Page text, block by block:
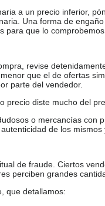
a un precio inferior,
Una forma de
para que lo comprobemos.
revise
que el de ofertas
parte del vendedor.
precio diste mucho del
o mercancías con
de los mismos
de fraude. Ciertos
perciben grandes
que detallamos: